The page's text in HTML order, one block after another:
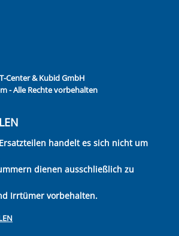
Center & Kubid GmbH
- Alle Rechte vorbehalten
handelt es sich nicht um
dienen ausschließlich zu
Irrtümer vorbehalten.